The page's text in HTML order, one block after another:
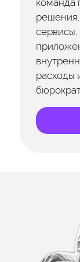
команда
решения,
сервисы,
расходы